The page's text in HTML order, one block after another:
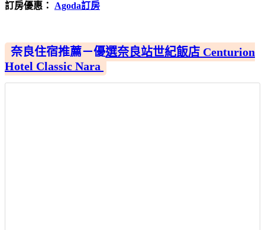
訂房優惠： Agoda訂房
奈良住宿推薦－優選奈良站世紀飯店 Centurion
Hotel Classic Nara